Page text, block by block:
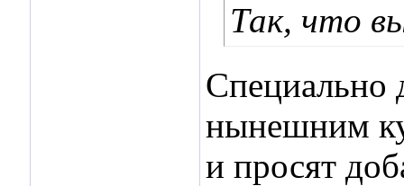
Так, что
Специально
нынешним
и просят